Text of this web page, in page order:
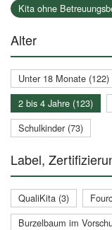
Kita ohne
Alter
Unter 18 Monate (122)
2 bis 4 Jahre (123)
Schulkinder (73)
Label,
QualiKita (3)
Burzelbaum im